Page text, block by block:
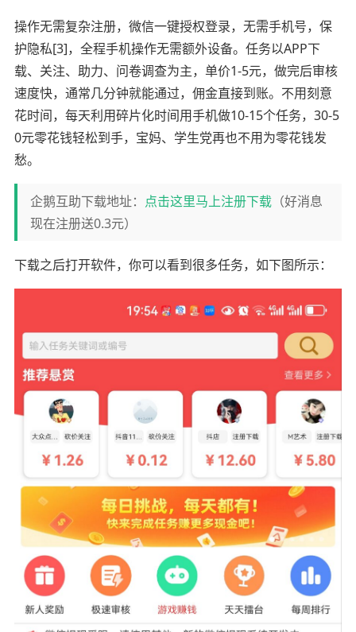
操作无需复杂注册，微信一键授权登录，无需手机号，保
护隐私[3]，全程手机操作无需额外设备。任务以APP下
载、关注、助力、问卷调查为主，单价1-5元，做完后审核
速度快，通常几分钟就能通过，佣金直接到账。不用刻意
花时间，每天利用碎片化时间用手机做10-15个任务，30-5
0元零花钱轻松到手，宝妈、学生党再也不用为零花钱发
愁。
企鹅互助下载地址： 点击这里马上注册下载（好消息
现在注册送0.3元）
下载之后打开软件，你可以看到很多任务，如下图所示：